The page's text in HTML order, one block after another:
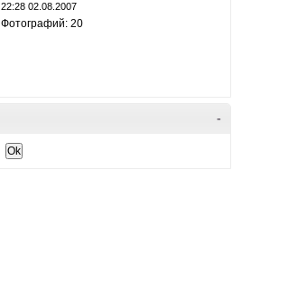
22:28 02.08.2007
Фотографий: 20
-